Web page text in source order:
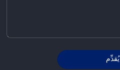
يُقدِّم